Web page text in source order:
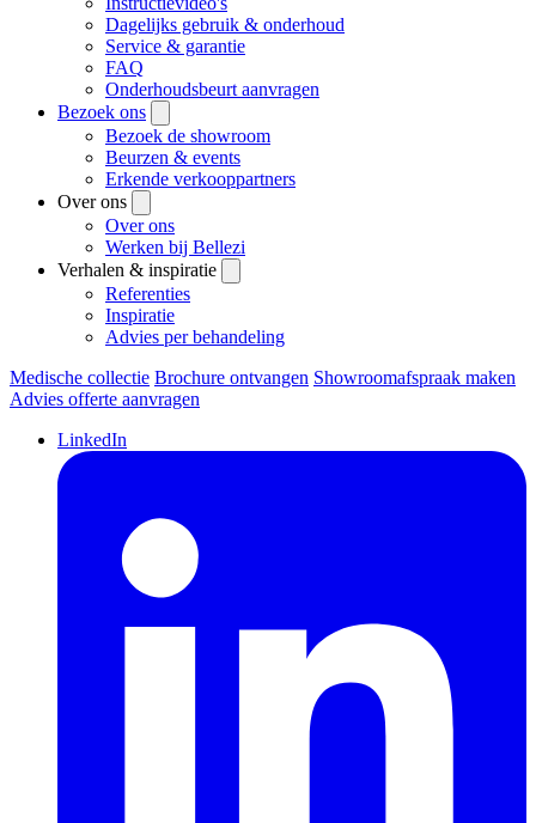
Dagelijks gebruik & onderhoud
Service & garantie
FAQ
Onderhoudsbeurt aanvragen
Bezoek ons
Bezoek de showroom
Beurzen & events
Erkende verkooppartners
Over ons
Over ons
Werken bij Bellezi
Verhalen & inspiratie
Referenties
Inspiratie
Advies per behandeling
Medische collectie Brochure ontvangen Showroomafspraak maken
Advies offerte aanvragen
LinkedIn